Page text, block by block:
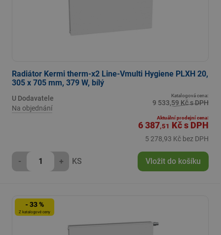
Radiátor Kermi therm-x2 Line-Vmulti Hygiene PLXH 20,
305 x 705 mm, 379 W, bílý
U Dodavatele
Na objednání
Katalogová cena:
9 533,59 Kč s DPH
Aktuální prodejní cena:
6 387,51 Kčs DPH
5 278,93 Kč bez DPH
- + KS Vložit do košíku
- 33 %
Z katalogové ceny